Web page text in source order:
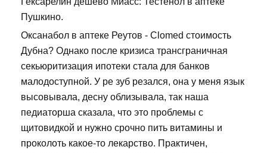
Пушкино.
Оксанабол в аптеке Реутов - Clomed стоимость
Дубна? Однако после кризиса трансграничная
секьюритизация ипотеки стала для банков
малодоступной. У ре зуб резался, она у меня язык
высовывала, десну облизывала, так наша
педиаторша сказала, что это проблемы с
щитовидкой и нужно срочно пить витамины и
проколоть какое-то лекарство. Практичен,